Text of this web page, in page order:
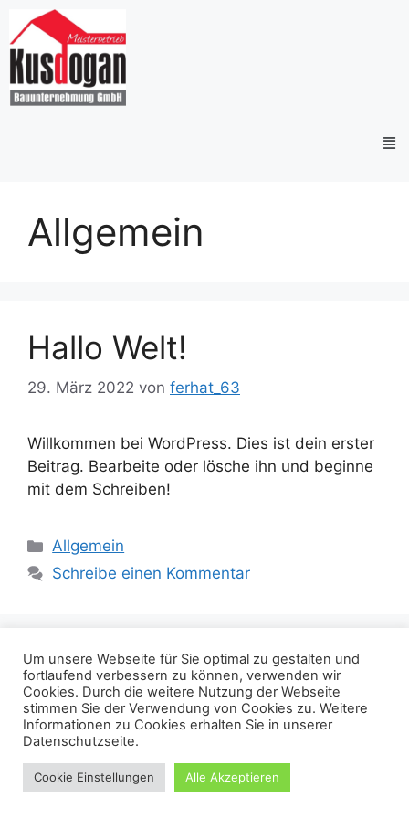
Allgemein
Hallo Welt!
29. März 2022 von ferhat_63
Willkommen bei WordPress. Dies ist dein erster
Beitrag. Bearbeite oder lösche ihn und beginne
mit dem Schreiben!
Allgemein
Schreibe einen Kommentar
Impressum
Datenschutzerklärung
© 2026 Bauunternehmung Kusdogan• Erstellt mit
GeneratePress
Um unsere Webseite für Sie optimal zu gestalten und
fortlaufend verbessern zu können, verwenden wir
Cookies. Durch die weitere Nutzung der Webseite
stimmen Sie der Verwendung von Cookies zu. Weitere
Informationen zu Cookies erhalten Sie in unserer
Datenschutzseite.
Cookie Einstellungen Alle Akzeptieren